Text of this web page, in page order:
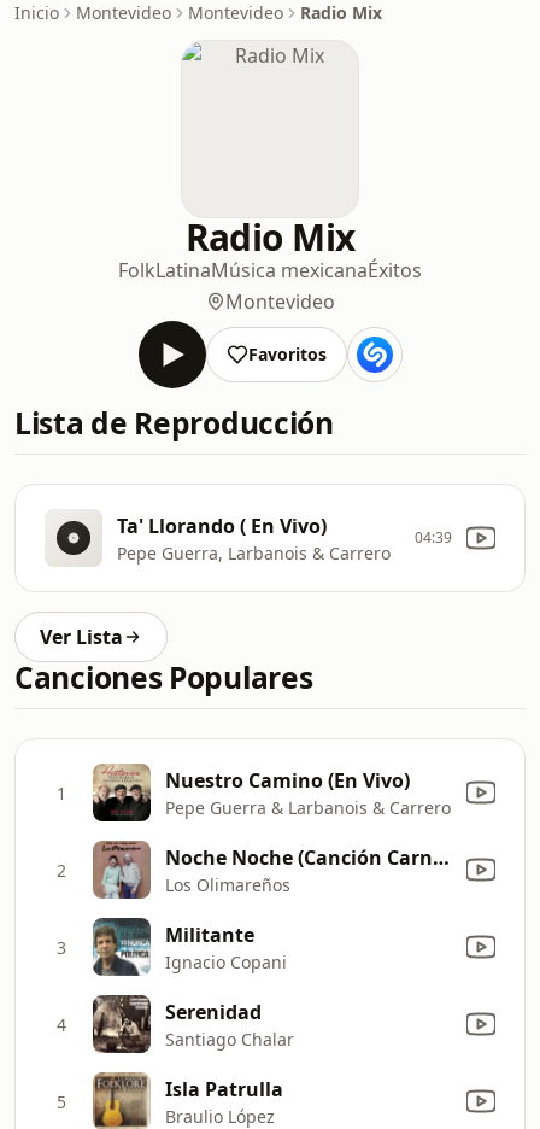
Inicio Montevideo Montevideo Radio Mix
Radio Mix
FolkLatinaMúsica mexicanaÉxitos
Montevideo
Favoritos
Lista de Reproducción
Ta' Llorando ( En Vivo)
Pepe Guerra, Larbanois & Carrero
04:39
Ver Lista
Canciones Populares
1 Nuestro Camino (En Vivo)
Pepe Guerra & Larbanois & Carrero
2 Noche Noche (Canción Carnavalera)
Los Olimareños
3 Militante
Ignacio Copani
4 Serenidad
Santiago Chalar
5 Isla Patrulla
Braulio López